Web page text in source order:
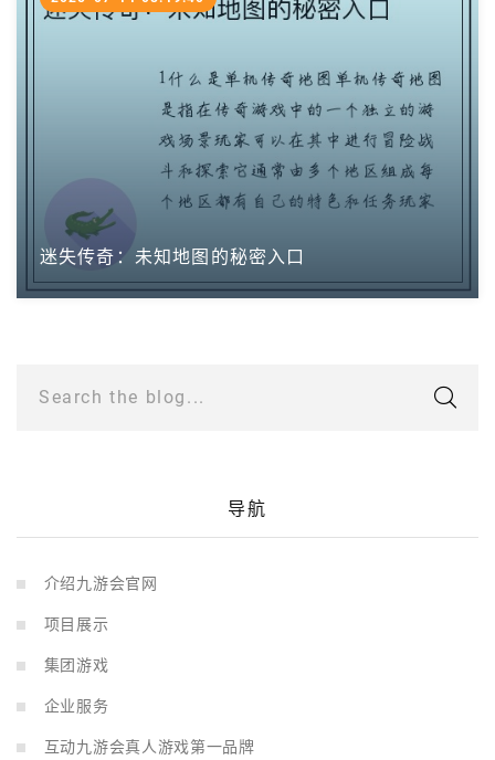
迷失传奇：未知地图的秘密入口
Search the blog...
导航
介绍九游会官网
项目展示
集团游戏
企业服务
互动九游会真人游戏第一品牌